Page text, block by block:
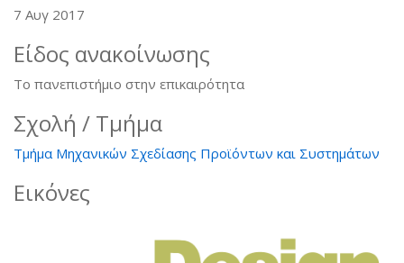
7 Αυγ 2017
Είδος ανακοίνωσης
Το πανεπιστήμιο στην επικαιρότητα
Σχολή / Τμήμα
Τμήμα Μηχανικών Σχεδίασης Προϊόντων και Συστημάτων
Εικόνες